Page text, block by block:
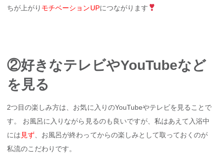
ちが上がり モチベーションUPにつながります
②好きなテレビやYouTubeなど
を見る
2つ目の楽しみ方は、お気に入りのYouTubeやテレビを見ることで
す。 お風呂に入りながら見るのも良いですが、私はあえて入浴中
には 見ず 、お風呂が終わってからの楽しみとして取っておくのが
私流のこだわりです。